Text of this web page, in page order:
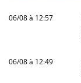
06/08 à 12:57
06/08 à 12:49